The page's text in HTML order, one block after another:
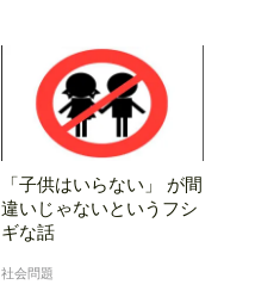
「子供はいらない」 が間
違いじゃないというフシ
ギな話
社会問題